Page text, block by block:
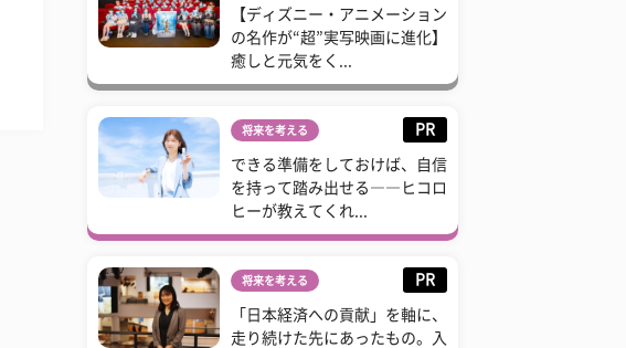
【ディズニー・アニメーション
の名作が“超”実写映画に進化】
癒しと元気をく...
将来を考える PR
できる準備をしておけば、自信
を持って踏み出せる――ヒコロ
ヒーが教えてくれ...
将来を考える PR
「日本経済への貢献」を軸に、
走り続けた先にあったもの。入